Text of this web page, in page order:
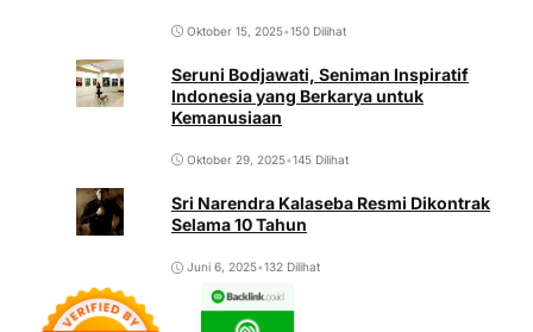
Oktober 15, 2025•150 Dilihat
Seruni Bodjawati, Seniman Inspiratif
Indonesia yang Berkarya untuk
Kemanusiaan
Oktober 29, 2025•145 Dilihat
Sri Narendra Kalaseba Resmi Dikontrak
Selama 10 Tahun
Juni 6, 2025•132 Dilihat